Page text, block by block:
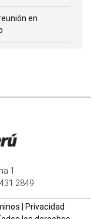
en
1
2849
Privacidad